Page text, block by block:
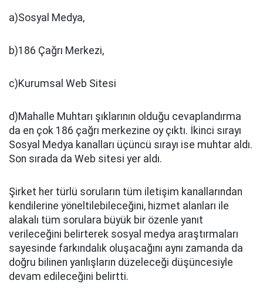
a)Sosyal Medya,
b)186 Çağrı Merkezi,
c)Kurumsal Web Sitesi
d)Mahalle Muhtarı şıklarının olduğu cevaplandırma
da en çok 186 çağrı merkezine oy çıktı. İkinci sırayı
Sosyal Medya kanalları üçüncü sırayı ise muhtar aldı.
Son sırada da Web sitesi yer aldı.
Şirket her türlü soruların tüm iletişim kanallarından
kendilerine yöneltilebileceğini, hizmet alanları ile
alakalı tüm sorulara büyük bir özenle yanıt
verileceğini belirterek sosyal medya araştırmaları
sayesinde farkındalık oluşacağını aynı zamanda da
doğru bilinen yanlışların düzeleceği düşüncesiyle
devam edileceğini belirtti.